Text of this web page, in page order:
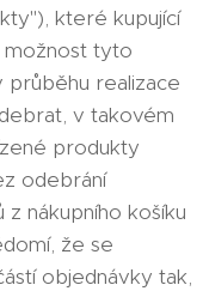
které kupující
možnost tyto
realizace
v takovém
produkty
odebrání
nákupního košíku
že se
objednávky tak,